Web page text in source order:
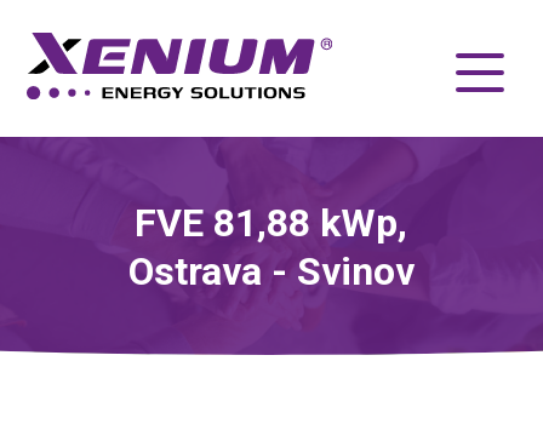
FVE 81,88 kWp,
Ostrava - Svinov